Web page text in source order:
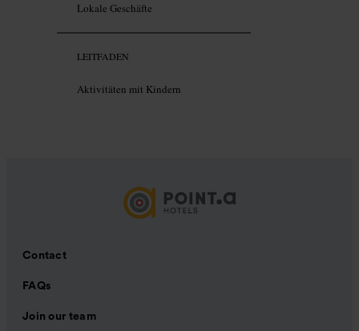
Lokale Geschäfte
LEITFADEN
Aktivitäten mit Kindern
Contact
FAQs
Join our team